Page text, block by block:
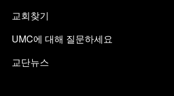
교회찾기
UMC에 대해 질문하세요
교단뉴스